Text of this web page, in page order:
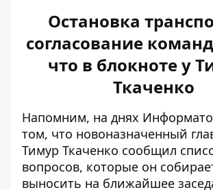
Остановка
согласование
что в блокноте у
Ткаченко
Напомним, на днях
том, что новоназначенный
Тимур Ткаченко сообщил
вопросов, которые он
выносить на ближайшее